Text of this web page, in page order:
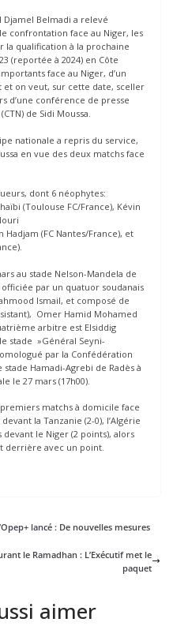
Belmadi a relevé
confrontation face au Niger, les
la qualification à la prochaine
(reportée à 2024) en Côte
face au Niger, d’un
on veut, sur cette date, sceller
d’une conférence de presse
de Sidi Moussa.
nationale a repris du service,
en vue des deux matchs face
dont 6 néophytes:
(Toulouse FC/France), Kévin
(FC Nantes/France), et
au stade Nelson-Mandela de
par un quatuor soudanais
Ismail, et composé de
Omer Hamid Mohamed
arbitre est Elsiddig
stade »Général Seyni-
par la Confédération
Hamadi-Agrebi de Radès à
le 27 mars (17h00).
matchs à domicile face
la Tanzanie (2-0), l’Algérie
le Niger (2 points), alors
derrière avec un point.
lancé : De nouvelles mesures
le Ramadhan : L’Exécutif met le
paquet
aimer